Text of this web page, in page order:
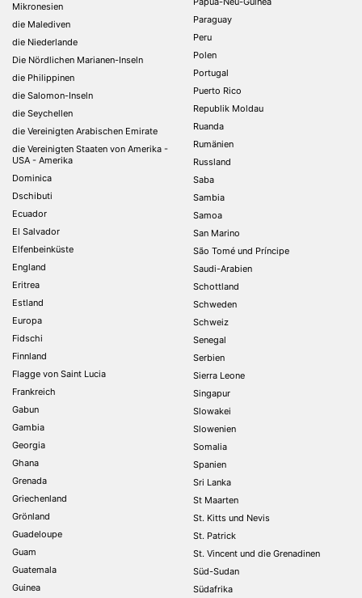
Mikronesien
die Malediven
die Niederlande
Die Nördlichen Marianen-Inseln
die Philippinen
die Salomon-Inseln
die Seychellen
die Vereinigten Arabischen Emirate
die Vereinigten Staaten von Amerika -
USA - Amerika
Dominica
Dschibuti
Ecuador
El Salvador
Elfenbeinküste
England
Eritrea
Estland
Europa
Fidschi
Finnland
Flagge von Saint Lucia
Frankreich
Gabun
Gambia
Georgia
Ghana
Grenada
Griechenland
Grönland
Guadeloupe
Guam
Guatemala
Guinea
Paraguay
Peru
Polen
Portugal
Puerto Rico
Republik Moldau
Ruanda
Rumänien
Russland
Saba
Sambia
Samoa
San Marino
São Tomé und Príncipe
Saudi-Arabien
Schottland
Schweden
Schweiz
Senegal
Serbien
Sierra Leone
Singapur
Slowakei
Slowenien
Somalia
Spanien
Sri Lanka
St Maarten
St. Kitts und Nevis
St. Patrick
St. Vincent und die Grenadinen
Süd-Sudan
Südafrika